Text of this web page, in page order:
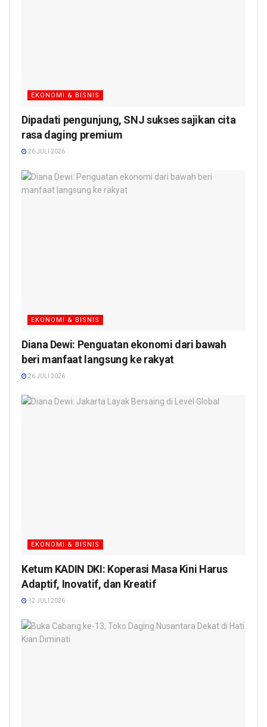
EKONOMI & BISNIS
Dipadati pengunjung, SNJ sukses sajikan cita
rasa daging premium
26 JULI 2026
EKONOMI & BISNIS
Diana Dewi: Penguatan ekonomi dari bawah
beri manfaat langsung ke rakyat
26 JULI 2026
EKONOMI & BISNIS
Ketum KADIN DKI: Koperasi Masa Kini Harus
Adaptif, Inovatif, dan Kreatif
12 JULI 2026